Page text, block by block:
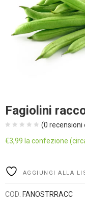
Fagiolini
(0 recensioni
€3,99 la confezione
Alternative:
AGGIUNGI ALLA
COD: FANOSTRRACC